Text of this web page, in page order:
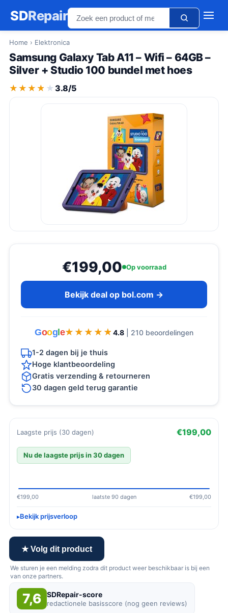
SDRepair
Home › Elektronica
Samsung Galaxy Tab A11 – Wifi – 64GB –
Silver + Studio 100 bundel met hoes
★★★★★
★★★★★ 3.8/5
€199,00 Op voorraad
Bekijk deal op bol.com →
Goog e★★★★★
★★★★★ 4.8 | 210 beoordelingen
1-2 dagen bij je thuis
Hoge klantbeoordeling
Gratis verzending & retourneren
30 dagen geld terug garantie
Laagste prijs (30 dagen) €199,00
Nu de laagste prijs in 30 dagen
€199,00 laatste 90 dagen €199,00
Bekijk prijsverloop
★ Volg dit product
We sturen je een melding zodra dit product weer beschikbaar is bij een
van onze partners.
7,6 SDRepair-score
redactionele basisscore (nog geen reviews)